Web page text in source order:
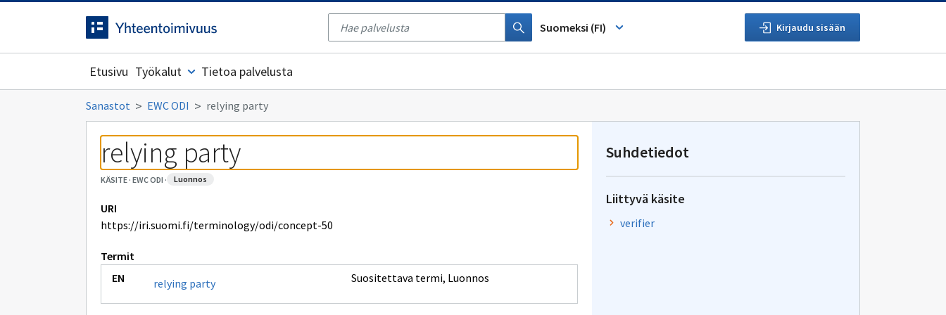
Siirrytty
Tyhjennä
haku
Suomeksi (FI) Kirjaudu sisään
Etusivu Työkalut Tietoa palvelusta
Sanastot EWC ODI relying party
relying party
KÄSITE· EWC ODI · luonnos
URI
https://iri.suomi.fi/terminology/odi/concept-50
Termit
relying party
Suositettava termi, Luonnos
Suhdetiedot
Liittyvä käsite
verifier